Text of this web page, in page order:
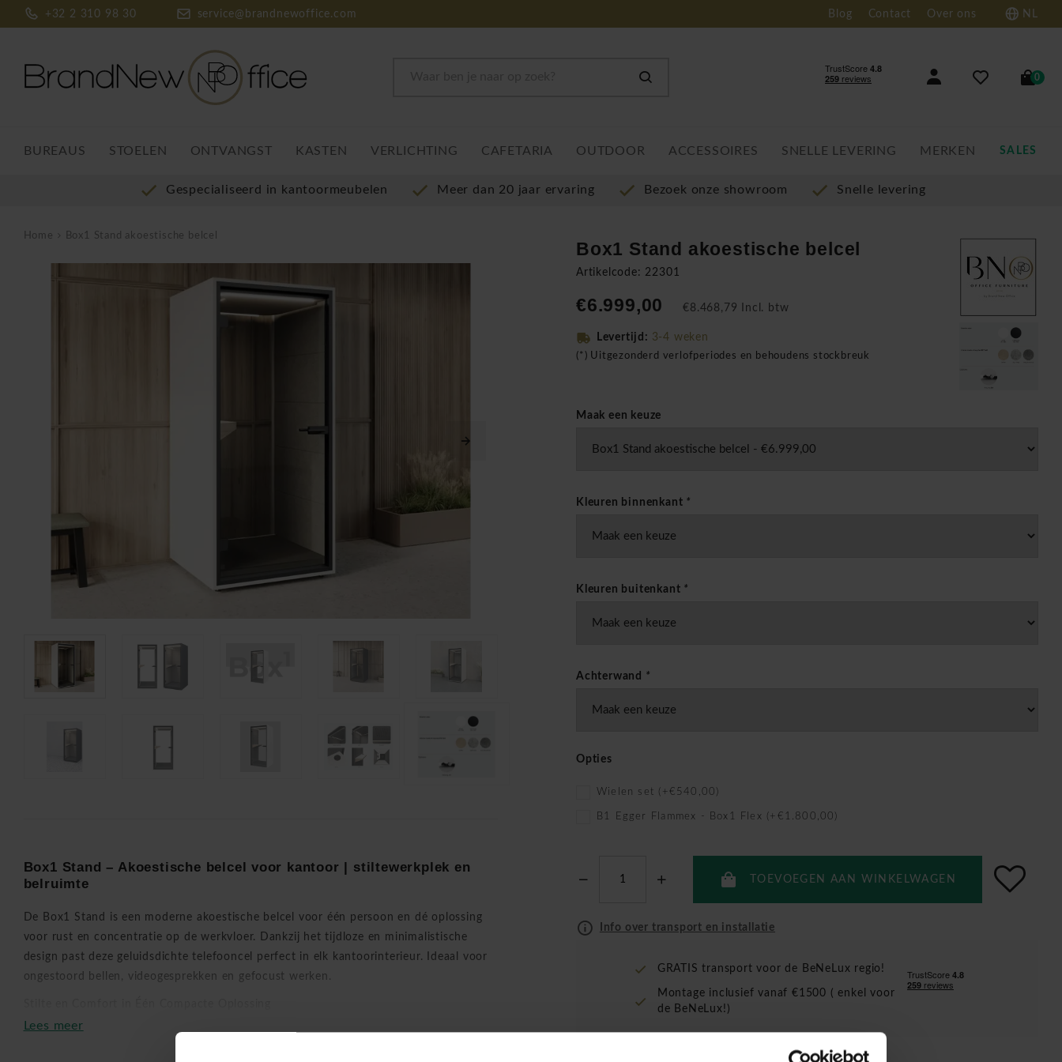
+32 2 310 98 30 service@brandnewoffice.com Blog Contact Over ons NL
0
BUREAUS STOELEN ONTVANGST KASTEN VERLICHTING CAFETARIA OUTDOOR ACCESSOIRES SNELLE LEVERING MERKEN SALES
Gespecialiseerd in kantoormeubelen Meer dan 20 jaar ervaring Bezoek onze showroom Snelle levering
Home Box1 Stand akoestische belcel
Box1 Stand – Akoestische belcel voor kantoor | stiltewerkplek en
belruimte
De Box1 Stand is een moderne akoestische belcel voor één persoon en dé oplossing
voor rust en concentratie op de werkvloer. Dankzij het tijdloze en minimalistische
design past deze geluidsdichte telefooncel perfect in elk kantoorinterieur. Ideaal voor
ongestoord bellen, videogesprekken en gefocust werken.
✔Volledig geluidsdicht
voor maximale privacy
Lees meer
Box1 Stand akoestische belcel
Artikelcode: 22301
€6.999,00 €8.468,79 Incl. btw
Levertijd: 3-4 weken
(*) Uitgezonderd verlofperiodes en behoudens stockbreuk
Maak een keuze
Kleuren binnenkant *
Kleuren buitenkant *
Achterwand *
Opties
Wielen set (+€540,00)
B1 Egger Flammex - Box1 Flex (+€1.800,00)
TOEVOEGEN AAN WINKELWAGEN
Info over transport en installatie
GRATIS transport voor de BeNeLux regio!
Montage inclusief vanaf €1500 ( enkel voor
de BeNeLux!)